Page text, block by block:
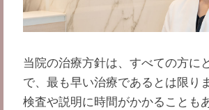
当院の治療方針は、すべての方に
で、最も早い治療であるとは限り
検査や説明に時間がかかることも